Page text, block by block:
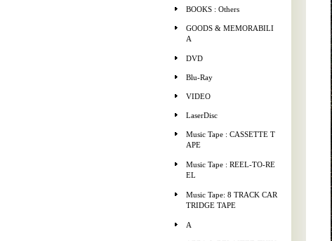
BOOKS : Others
GOODS & MEMORABILI
A
DVD
Blu-Ray
VIDEO
LaserDisc
Music Tape : CASSETTE T
APE
Music Tape : REEL-TO-RE
EL
Music Tape: 8 TRACK CAR
TRIDGE TAPE
A